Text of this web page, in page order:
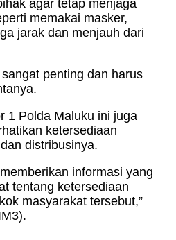
agar tetap menjaga
memakai masker,
jarak dan menjauh dari
penting dan harus
1 Polda Maluku ini juga
ketersediaan
distribusinya.
informasi yang
tentang ketersediaan
masyarakat tersebut,”